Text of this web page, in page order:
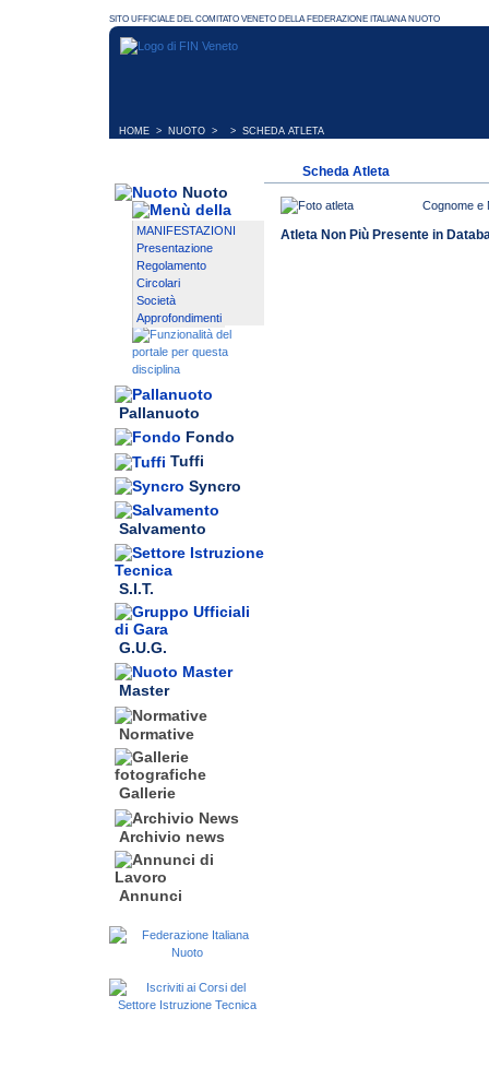
HOME > NUOTO > > SCHEDA ATLETA
Nuoto
MANIFESTAZIONI
Presentazione
Regolamento
Circolari
Società
Approfondimenti
Pallanuoto
Fondo
Tuffi
Syncro
Salvamento
S.I.T.
G.U.G.
Master
Normative
Gallerie
Archivio news
Annunci
Scheda Atleta
Cognome e
Atleta Non Più Presente in